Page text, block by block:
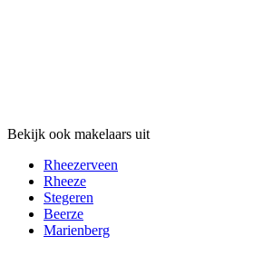
Bekijk ook makelaars uit
Rheezerveen
Rheeze
Stegeren
Beerze
Marienberg